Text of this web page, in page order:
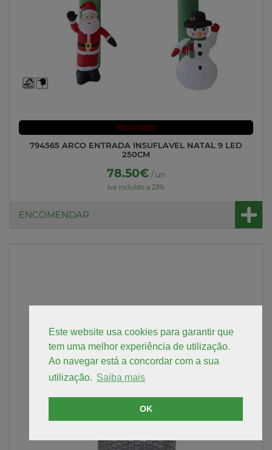
Este website usa cookies para garantir que
tem uma melhor experiência de utilização.
Ao navegar está a concordar com a sua
utilização. Saiba mais
OK
ESGOTADO
794565 ARCO ENTRADA INSUFLAVEL NATAL 9 LED
250CM
78.50€ / un
Iva incluído a 23%
ENCOMENDAR